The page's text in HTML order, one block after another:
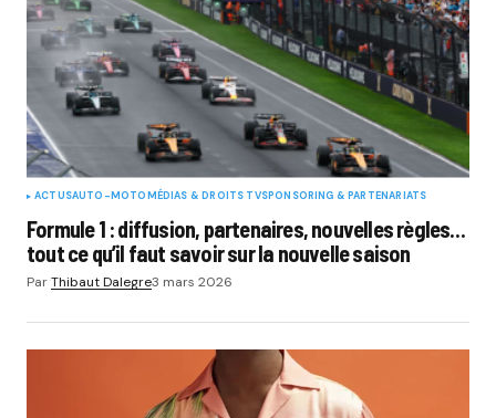
ACTUSAUTO-MOTOMÉDIAS & DROITS TVSPONSORING & PARTENARIATS
Formule 1 : diffusion, partenaires, nouvelles règles…
tout ce qu’il faut savoir sur la nouvelle saison
ParThibaut Dalegre3 mars 2026